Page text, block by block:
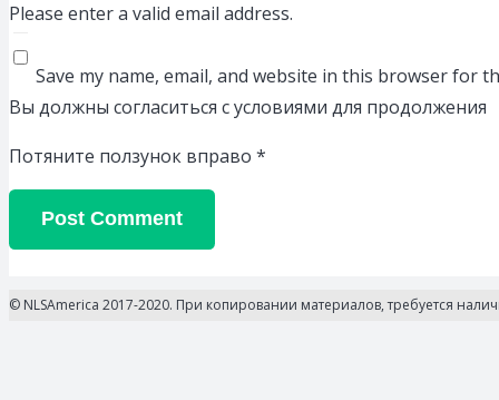
Please enter a valid email address.
Save my name, email, and website in this browser for
Вы должны согласиться с условиями для продолжения
Потяните ползунок вправо *
Post Comment
© NLSAmerica 2017-2020. При копировании материалов, требуется